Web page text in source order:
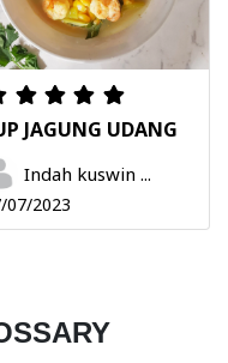
JAGUNG UDANG
Indah kuswin ...
07/2023